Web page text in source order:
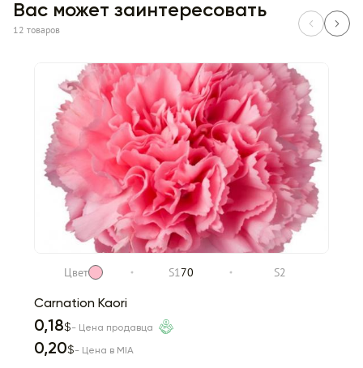
Вас может заинтересовать
12 товаров
Цвет S170 S2
Carnation Kaori
0,18$- Цена продавца
0,20$- Цена в MIA